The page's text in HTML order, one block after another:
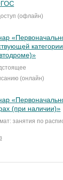
(офлайн)
(онлайн)
(при наличии)»
занятия по